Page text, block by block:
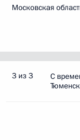
Московская
3 из 3
С